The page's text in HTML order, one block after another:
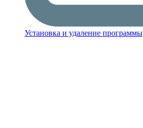
Установка и удаление программы